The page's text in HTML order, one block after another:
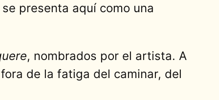
presenta aquí como una
, nombrados por el artista. A
de la fatiga del caminar, del